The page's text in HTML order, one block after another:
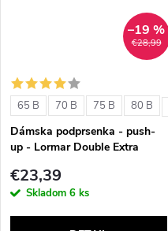
€28,99
–19 %
65 B 70 B 75 B 80 B
Dámska podprsenka - push-
up - Lormar Double Extra
€23,39
Skladom 6 ks